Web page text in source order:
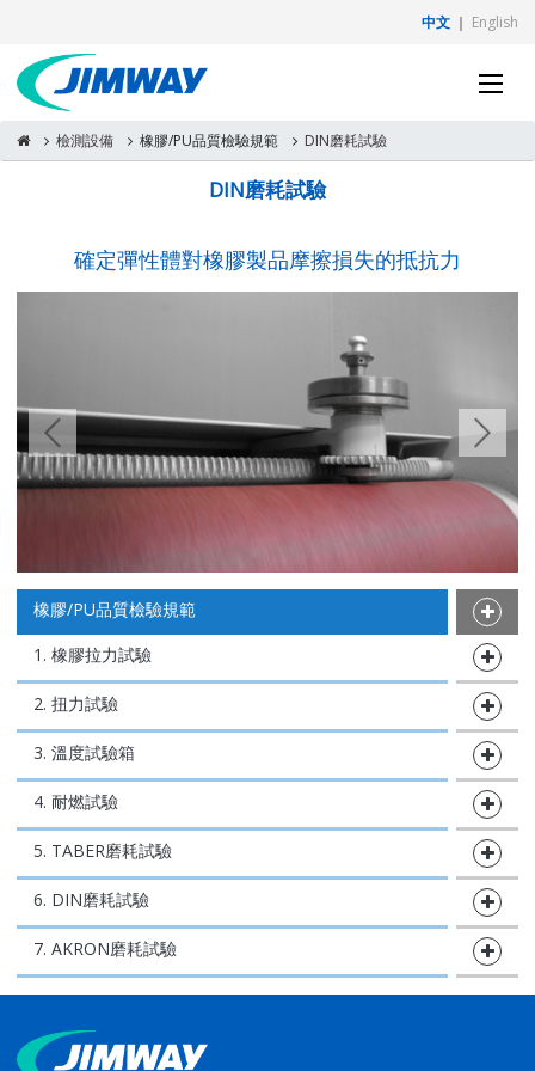
中文 ｜ English
檢測設備 橡膠/PU品質檢驗規範 DIN磨耗試驗
DIN磨耗試驗
確定彈性體對橡膠製品摩擦損失的抵抗力
橡膠/PU品質檢驗規範
1. 橡膠拉力試驗
2. 扭力試驗
3. 溫度試驗箱
4. 耐燃試驗
5. TABER磨耗試驗
6. DIN磨耗試驗
7. AKRON磨耗試驗